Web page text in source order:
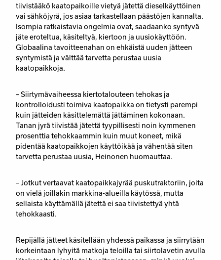
tiivistääkö kaatopaikoille vietyä jätettä dieselkäyttöinen
vai sähköjyrä, jos asiaa tarkastellaan päästöjen kannalta.
Isompia ratkaistavia ongelmia ovat, saadaanko syntyvä
jäte eroteltua, käsiteltyä, kiertoon ja uusiokäyttöön.
Globaalina tavoitteenahan on ehkäistä uuden jätteen
syntymistä ja välttää tarvetta perustaa uusia
kaatopaikkoja.
– Siirtymävaiheessa kiertotalouteen tehokas ja
kontrolloidusti toimiva kaatopaikka on tietysti parempi
kuin jätteiden käsittelemättä jättäminen kokonaan.
Tanan jyrä tiivistää jätettä tyypillisesti noin kymmenen
prosenttia tehokkaammin kuin muut koneet, mikä
pidentää kaatopaikkojen käyttöikää ja vähentää siten
tarvetta perustaa uusia, Heinonen huomauttaa.
– Jotkut vertaavat kaatopaikkajyrää puskutraktoriin, joita
on vielä joillakin markkina-alueilla käytössä, mutta
sellaista käyttämällä jätettä ei saa tiivistettyä yhtä
tehokkaasti.
Repijällä jätteet käsitellään yhdessä paikassa ja siirrytään
korkeintaan lyhyitä matkoja teloilla tai siirtolavetin avulla